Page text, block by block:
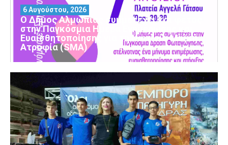
Ο Δήμος Αλμωπίας συμμετέχει και φέτος
στην Παγκόσμια Ημέρα Ενημέρωσης και
Ευαισθητοποίησης για τη Νωτιαία Μυϊκή
Ατροφία (SMA)
6 Αυγούστου, 2026